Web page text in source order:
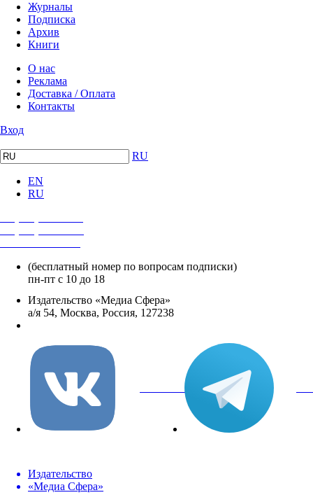
Журналы
Подписка
Архив
Книги
О нас
Реклама
Доставка / Оплата
Контакты
Вход
RU
EN
RU
(бесплатный номер по вопросам подписки)
пн-пт с 10 до 18
Издательство «Медиа Сфера»
а/я 54, Москва, Россия, 127238
вКонтакте
Издательство
«Медиа Сфера»